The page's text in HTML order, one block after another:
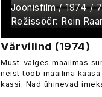
Joonisfilm / 1974 /
Režissöör: Rein
Värvilind (1974)
Must-valges maailmas
neist toob maailma
kassi. Nad ühinevad